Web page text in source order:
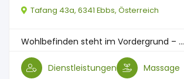
Tafang 43a, 6341 Ebbs, Österreich
Wohlbefinden steht im Vordergrund – ...
Dienstleistungen Massage